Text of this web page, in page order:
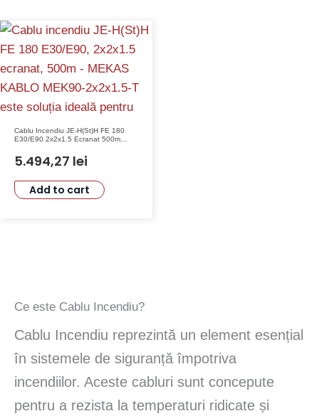
Cablu Incendiu JE-H(St)H FE 180
E30/E90 2x2x1.5 Ecranat 500m
5.494,27 lei
Add to cart
Ce este Cablu Incendiu?
Cablu Incendiu reprezintă un element esențial
în sistemele de siguranță împotriva
incendiilor. Aceste cabluri sunt concepute
pentru a rezista la temperaturi ridicate și